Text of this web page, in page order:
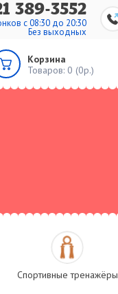
389-3552
с 08:30 до 20:30
Без выходных
Корзина
Товаров: 0 (0р.)
Спортивные тренажёры